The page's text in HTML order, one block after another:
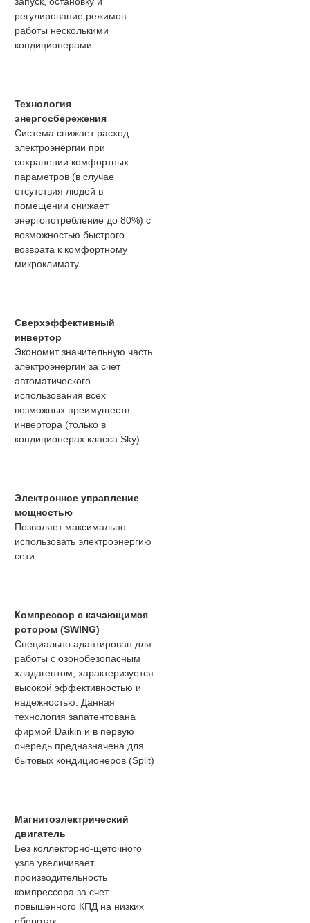
регулирование режимов
работы несколькими
кондиционерами
Технология
энергосбережения
Система снижает расход
электроэнергии при
сохранении комфортных
параметров (в случае
отсутствия людей в
помещении снижает
энергопотребление до 80%) с
возможностью быстрого
возврата к комфортному
микроклимату
Сверхэффективный
инвертор
Экономит значительную часть
электроэнергии за счет
автоматического
использования всех
возможных преимуществ
инвертора (только в
кондиционерах класса Sky)
Электронное управление
мощностью
Позволяет максимально
использовать электроэнергию
сети
Компрессор с качающимся
ротором (SWING)
Специально адаптирован для
работы с озонобезопасным
хладагентом, характеризуется
высокой эффективностью и
надежностью. Данная
технология запатентована
фирмой Daikin и в первую
очередь предназначена для
бытовых кондиционеров (Split)
Магнитоэлектрический
двигатель
Без коллекторно-щеточного
узла увеличивает
производительность
компрессора за счет
повышенного КПД на низких